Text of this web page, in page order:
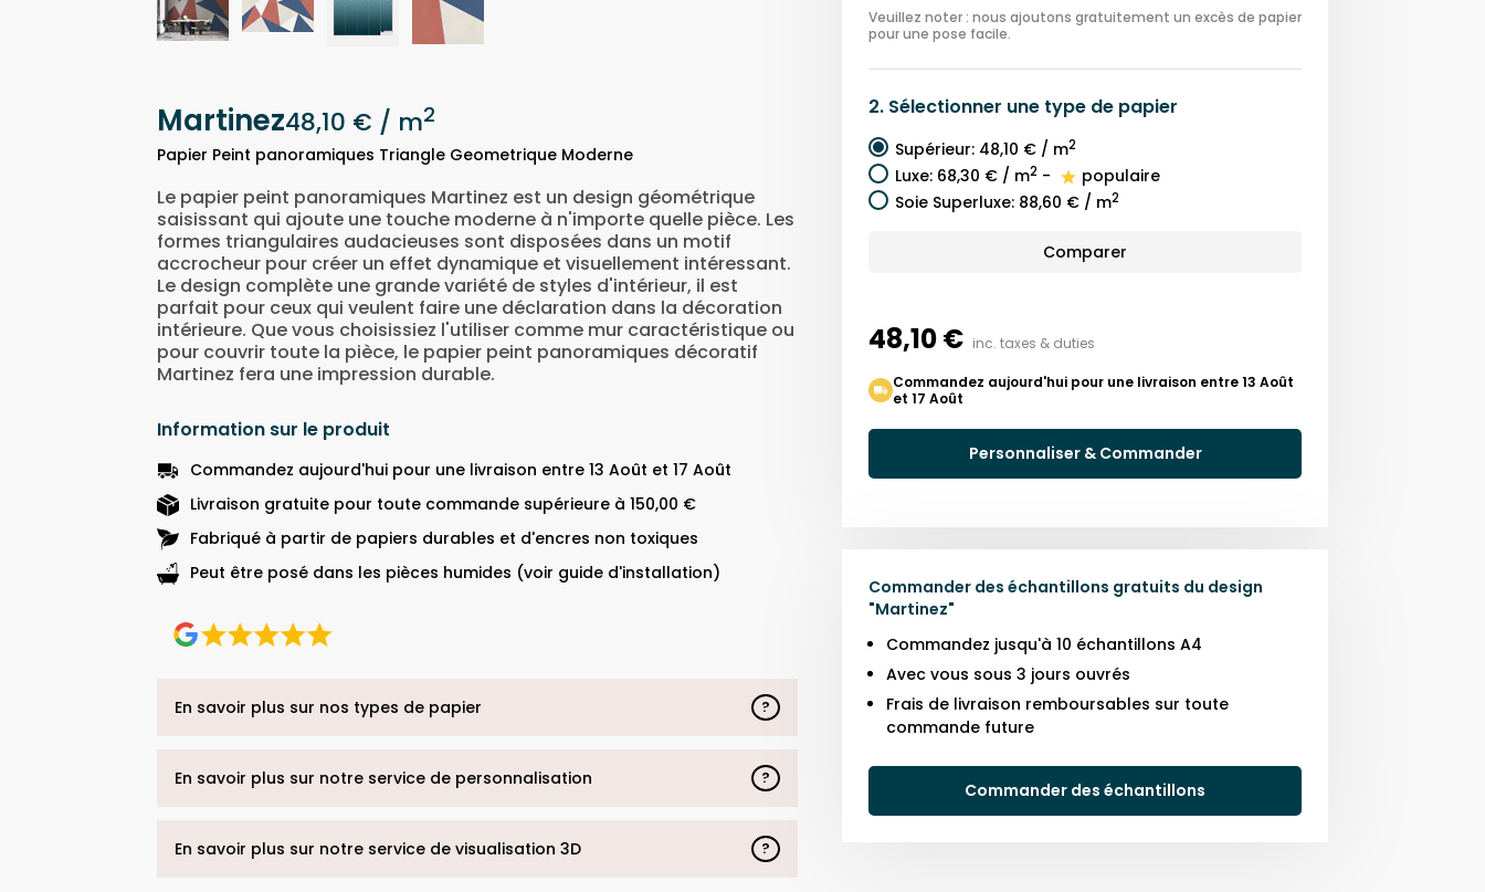
Martinez48,10 € / m2
Papier Peint panoramiques Triangle Geometrique Moderne
Veuillez noter : nous ajoutons gratuitement un excès de papier
pour une pose facile.
2. Sélectionner une type de papier
Supérieur: 48,10 € / m2
Luxe: 68,30 € / m2 -
populaire
Soie Superluxe: 88,60 € / m2
Comparer
48,10 € inc. taxes & duties
Commandez aujourd'hui pour une livraison entre 13 Août
et 17 Août
Personnaliser & Commander
Commander des échantillons gratuits du design
"Martinez"
Commandez jusqu'à 10 échantillons A4
Avec vous sous 3 jours ouvrés
Frais de livraison remboursables sur toute
commande future
Commander des échantillons
Le papier peint panoramiques Martinez est un design géométrique
saisissant qui ajoute une touche moderne à n'importe quelle pièce. Les
formes triangulaires audacieuses sont disposées dans un motif
accrocheur pour créer un effet dynamique et visuellement intéressant.
Le design complète une grande variété de styles d'intérieur, il est
parfait pour ceux qui veulent faire une déclaration dans la décoration
intérieure. Que vous choisissiez l'utiliser comme mur caractéristique ou
pour couvrir toute la pièce, le papier peint panoramiques décoratif
Martinez fera une impression durable.
Information sur le produit
Commandez aujourd'hui pour une livraison entre 13 Août et 17 Août
Livraison gratuite pour toute commande supérieure à 150,00 €
Fabriqué à partir de papiers durables et d'encres non toxiques
Peut être posé dans les pièces humides (voir guide d'installation)
En savoir plus sur nos types de papier ?
En savoir plus sur notre service de personnalisation ?
En savoir plus sur notre service de visualisation 3D ?